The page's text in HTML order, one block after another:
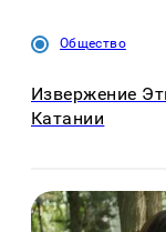
Общество
Извержение
Катании